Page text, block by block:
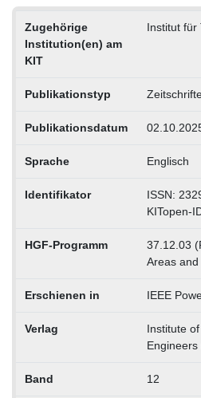
Zugehörige
Institution(en) am
KIT
Institut für
Publikationstyp
Publikationsdatum
Sprache Englisch
Identifikator
ISSN:
KITopen-
HGF-Programm
37.12.03
Areas
Erschienen in IEEE
Verlag
Institute
Engineers
Band 12